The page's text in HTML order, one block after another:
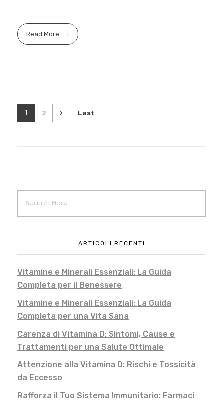
Read More
1 2 Last
ARTICOLI RECENTI
Vitamine e Minerali Essenziali: La Guida
Completa per il Benessere
Vitamine e Minerali Essenziali: La Guida
Completa per una Vita Sana
Carenza di Vitamina D: Sintomi, Cause e
Trattamenti per una Salute Ottimale
Attenzione alla Vitamina D: Rischi e Tossicità
da Eccesso
Rafforza il Tuo Sistema Immunitario: Farmaci